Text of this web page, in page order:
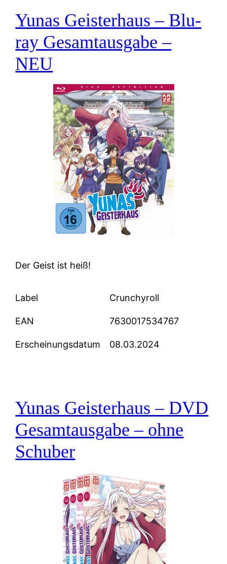
Yunas Geisterhaus – Blu-
ray Gesamtausgabe –
NEU
Der Geist ist heiß!
Label Crunchyroll
EAN 7630017534767
Erscheinungsdatum 08.03.2024
Yunas Geisterhaus – DVD
Gesamtausgabe – ohne
Schuber